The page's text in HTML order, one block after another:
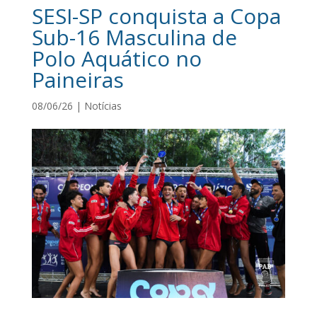
SESI-SP conquista a Copa
Sub-16 Masculina de
Polo Aquático no
Paineiras
08/06/26 | Notícias